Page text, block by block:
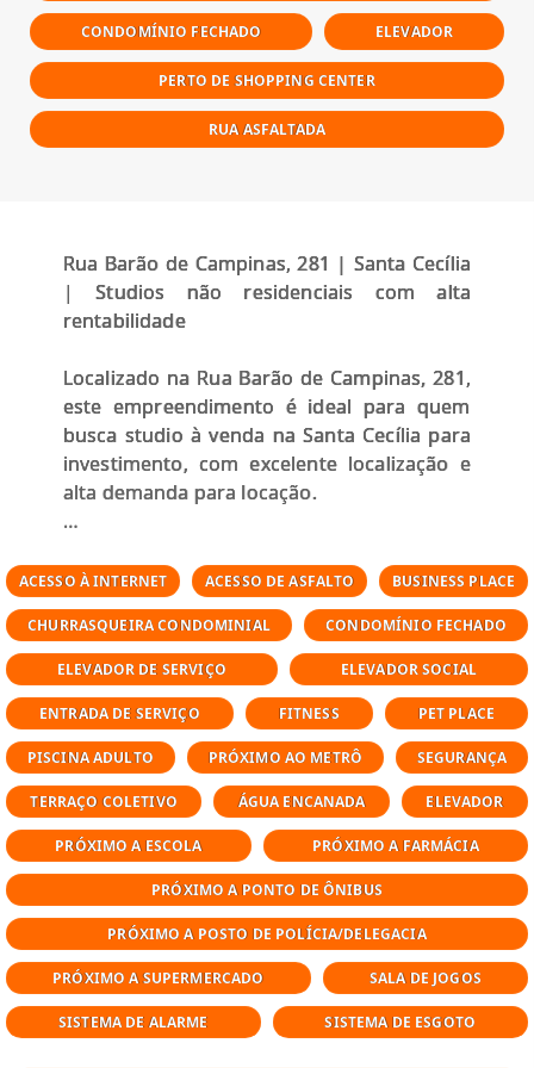
CONDOMÍNIO FECHADO ELEVADOR
PERTO DE SHOPPING CENTER
RUA ASFALTADA
Rua Barão de Campinas, 281 | Santa Cecília
| Studios não residenciais com alta
rentabilidade
Localizado na Rua Barão de Campinas, 281,
este empreendimento é ideal para quem
busca studio à venda na Santa Cecília para
investimento, com excelente localização e
alta demanda para locação.
compacto, moderno e com grande
potencial de retorno, especialmente para
locação urbana e curta duração.
unidades compactas e funcionais
23 m² a 31 m²
1 dormitório
1 banheiro
plantas inteligentes e bem aproveitadas
ideal para quem procura studio pequeno
em são paulo com alta liquidez.
localização estratégica e mobilidade
a poucos passos da Estação Santa Cecília
(linha vermelha).
ACESSO À INTERNET ACESSO DE ASFALTO BUSINESS PLACE
CHURRASQUEIRA CONDOMINIAL CONDOMÍNIO FECHADO
ELEVADOR DE SERVIÇO ELEVADOR SOCIAL
ENTRADA DE SERVIÇO FITNESS PET PLACE
PISCINA ADULTO PRÓXIMO AO METRÔ SEGURANÇA
TERRAÇO COLETIVO ÁGUA ENCANADA ELEVADOR
PRÓXIMO A ESCOLA PRÓXIMO A FARMÁCIA
PRÓXIMO A PONTO DE ÔNIBUS
PRÓXIMO A POSTO DE POLÍCIA/DELEGACIA
PRÓXIMO A SUPERMERCADO SALA DE JOGOS
SISTEMA DE ALARME SISTEMA DE ESGOTO